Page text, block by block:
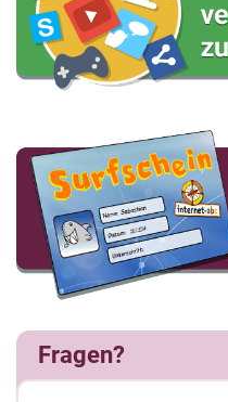
Fragen?